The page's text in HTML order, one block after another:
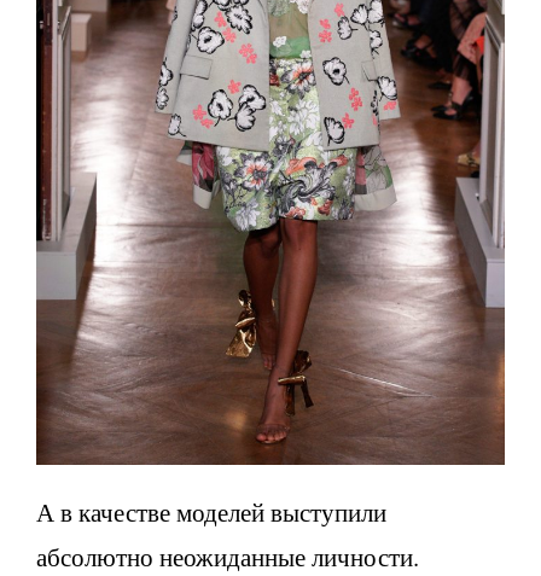
А в качестве моделей выступили
абсолютно неожиданные личности.